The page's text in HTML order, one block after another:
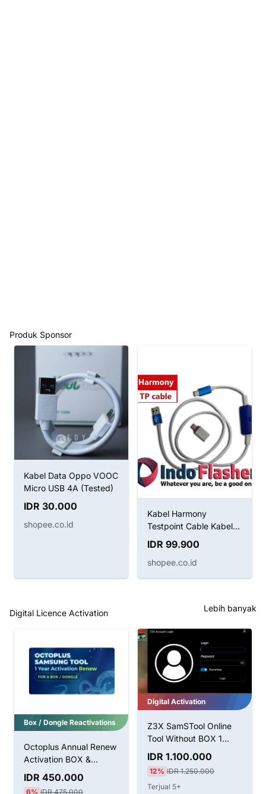
Produk Sponsor
Kabel Data Oppo VOOC
Micro USB 4A (Tested)
IDR 30.000
shopee.co.id
Kabel Harmony
Testpoint Cable Kabel
Boot Huawei
IDR 99.900
shopee.co.id
Digital Licence Activation Lebih banyak
Box / Dongle Reactivations
Octoplus Annual Renew
Activation BOX &
Dongle
IDR 450.000
6% IDR 475.000
Digital Activation
Z3X SamSTool Online
Tool Without BOX 1
Tahun Aktivasi
IDR 1.100.000
12% IDR 1.250.000
Terjual 5+